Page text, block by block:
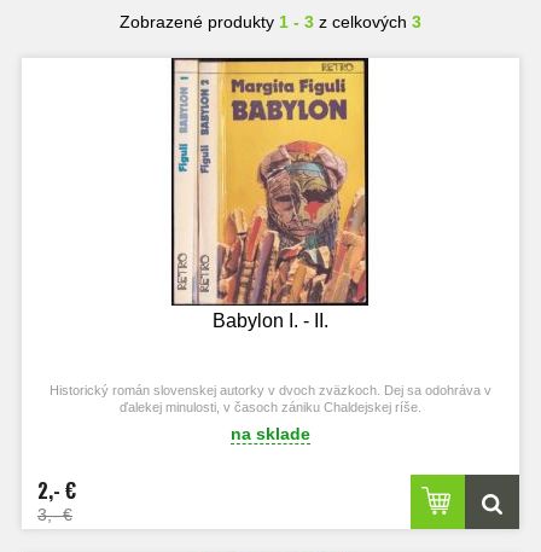
Zobrazené produkty 1 - 3 z celkových 3
Babylon I. - II.
Historický román slovenskej autorky v dvoch zväzkoch. Dej sa odohráva v
ďalekej minulosti, v časoch zániku Chaldejskej ríše.
na sklade
2,- €
3,- €